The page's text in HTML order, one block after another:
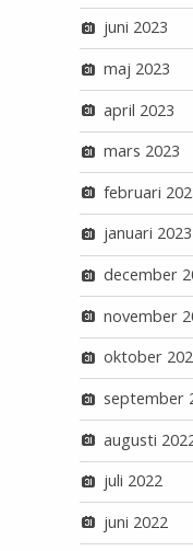
juni 2023
maj 2023
april 2023
mars 2023
februari
januari 2023
december
november
oktober
september
augusti
juli 2022
juni 2022